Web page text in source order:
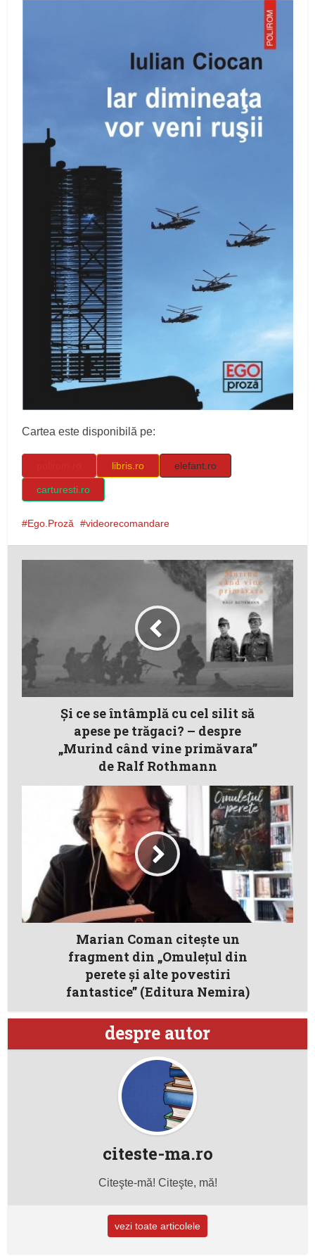
Cartea este disponibilă pe:
libris.ro elefant.ro
carturesti.ro
Ego.Proză videorecomandare
Și ce se întâmplă cu cel silit să
apese pe trăgaci? – despre
„Murind când vine primăvara”
de Ralf Rothmann
Marian Coman citește un
fragment din „Omulețul din
perete şi alte povestiri
fantastice” (Editura Nemira)
despre autor
citeste-ma.ro
Citeşte-mă! Citeşte, mă!
vezi toate articolele